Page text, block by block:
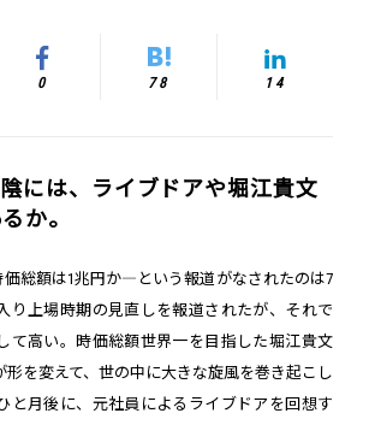
0 78 14
には、ライブドアや堀江貴文
か。
総額は1兆円か―という報道がなされたのは7
り上場時期の見直しを報道されたが、それで
て高い。時価総額世界一を目指した堀江貴文
形を変えて、世の中に大きな旋風を巻き起こし
と月後に、元社員によるライブドアを回想す